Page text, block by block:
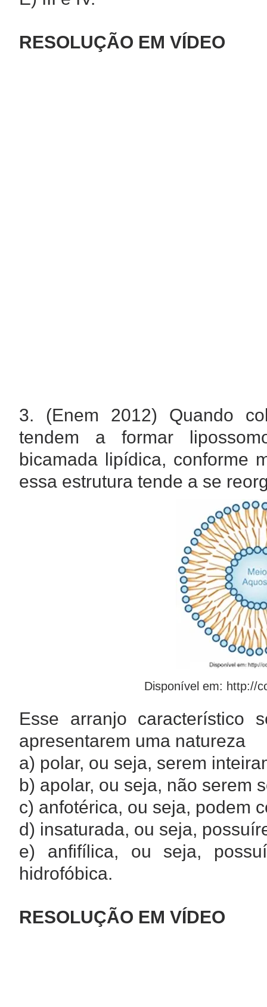
RESOLUÇÃO EM VÍDEO
3. (Enem 2012) Quando
tendem a formar
bicamada lipídica, conforme
essa estrutura tende a se
Disponível em: http://
Esse arranjo característico
apresentarem uma natureza
a) polar, ou seja, serem
b) apolar, ou seja, não serem
c) anfotérica, ou seja, podem
d) insaturada, ou seja,
e) anfifílica, ou seja,
hidrofóbica.
RESOLUÇÃO EM VÍDEO